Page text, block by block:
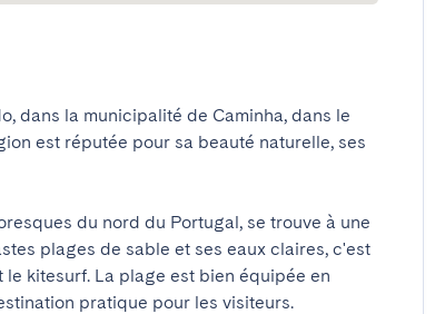
dans la municipalité de Caminha, dans le
est réputée pour sa beauté naturelle, ses
du nord du Portugal, se trouve à une
plages de sable et ses eaux claires, c'est
kitesurf. La plage est bien équipée en
pratique pour les visiteurs.